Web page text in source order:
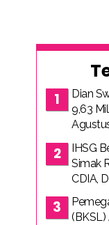
Dian
9,63
IHSG
Simak
CDIA,
(BKSL)